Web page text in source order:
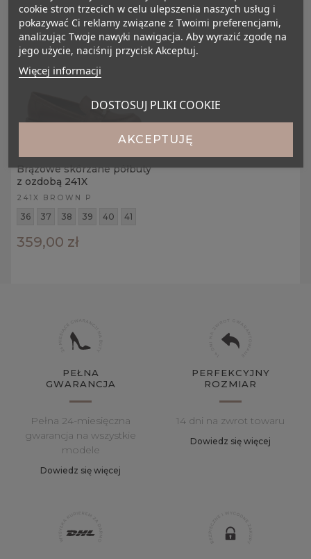
Brązowe skórzane półbuty
z ozdobą 241X
241X BROWN P
36 37 38 39 40 41
359,00 zł
PEŁNA
GWARANCJA
Pełna 24-miesięczna
gwarancja na wszystkie
modele
Dowiedz się więcej
PERFEKCYJNY
ROZMIAR
14 dni na zwrot towaru
Dowiedz się więcej
cookie stron trzecich w celu ulepszenia naszych usług i
pokazywać Ci reklamy związane z Twoimi preferencjami,
analizując Twoje nawyki nawigacja. Aby wyrazić zgodę na
jego użycie, naciśnij przycisk Akceptuj.
Więcej informacji
DOSTOSUJ PLIKI COOKIE
AKCEPTUJĘ